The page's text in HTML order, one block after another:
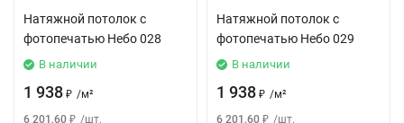
Натяжной потолок с
фотопечатью Небо 028
В наличии
1 938 ₽ /м²
6 201,60 ₽ /шт.
Натяжной потолок с
фотопечатью Небо 029
В наличии
1 938 ₽ /м²
6 201,60 ₽ /шт.